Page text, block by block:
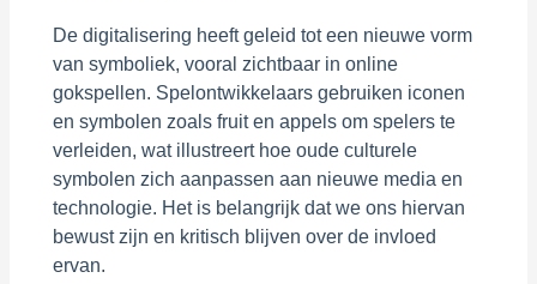
De digitalisering heeft geleid tot een nieuwe vorm
van symboliek, vooral zichtbaar in online
gokspellen. Spelontwikkelaars gebruiken iconen
en symbolen zoals fruit en appels om spelers te
verleiden, wat illustreert hoe oude culturele
symbolen zich aanpassen aan nieuwe media en
technologie. Het is belangrijk dat we ons hiervan
bewust zijn en kritisch blijven over de invloed
ervan.